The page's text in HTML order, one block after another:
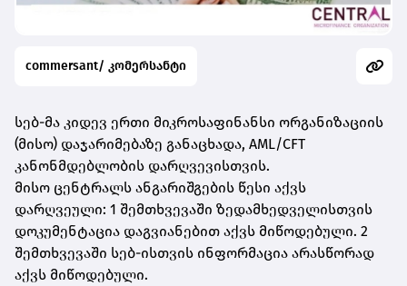
commersant/ კომერსანტი
სებ-მა კიდევ ერთი მიკროსაფინანსი ორგანიზაციის
(მისო) დაჯარიმებაზე განაცხადა, AML/CFT
კანონმდებლობის დარღვევისთვის.
მისო ცენტრალს ანგარიშგების წესი აქვს
დარღვეული: 1 შემთხვევაში ზედამხედველისთვის
დოკუმენტაცია დაგვიანებით აქვს მიწოდებული. 2
შემთხვევაში სებ-ისთვის ინფორმაცია არასწორად
აქვს მიწოდებული.